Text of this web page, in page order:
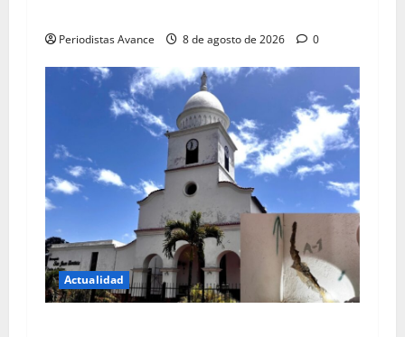
Periodistas Avance 8 de agosto de 2026 0
Actualidad